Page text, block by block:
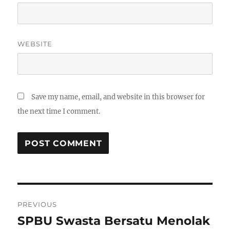
WEBSITE
Save my name, email, and website in this browser for
the next time I comment.
o
PREVIOUS
P
SPBU Swasta Bersatu Menolak